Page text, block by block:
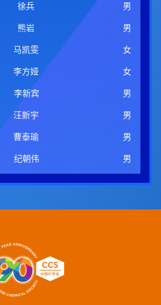
徐兵 男
熊岩 男
马凯雯 女
李方娅 女
李新宾 男
汪新宇 男
曹泰瑜 男
纪朝伟 男